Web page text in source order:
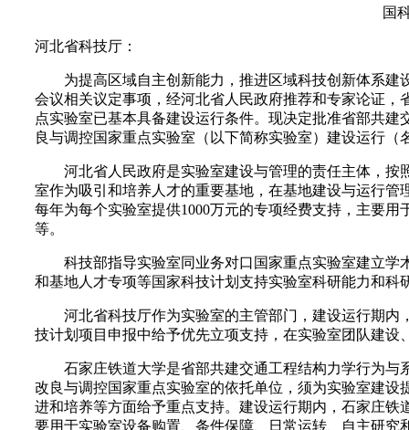
国
河北省科技厅：
为提高区域自主创新能力，推进区域科技创新体系建
会议相关议定事项，经河北省人民政府推荐和专家论证
点实验室已基本具备建设运行条件。现决定批准省部共
良与调控国家重点实验室（以下简称实验室）建设运行（
河北省人民政府是实验室建设与管理的责任主体，按
室作为吸引和培养人才的重要基地，在基地建设与运行
每年为每个实验室提供1000万元的专项经费支持，主要
等。
科技部指导实验室同业务对口国家重点实验室建立学
和基地人才专项等国家科技计划支持实验室科研能力和科
河北省科技厅作为实验室的主管部门，建设运行期内
技计划项目申报中给予优先立项支持，在实验室团队建
石家庄铁道大学是省部共建交通工程结构力学行为与
改良与调控国家重点实验室的依托单位，须为实验室建
进和培养等方面给予重点支持。建设运行期内，石家庄铁
要用于实验室设备购置、条件保障、日常运转、自主研